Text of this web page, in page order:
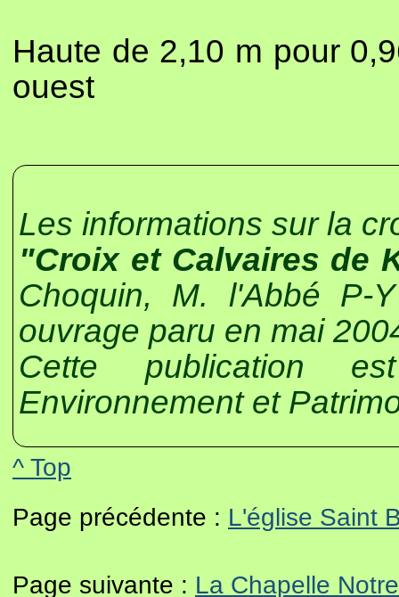
Haute de 2,10 m pour
ouest
Les informations sur la
"Croix et Calvaires de
Choquin, M. l'Abbé P-
ouvrage paru en mai
Cette publication
Environnement et
^ Top
Page précédente : L'église Saint
Page suivante : La Chapelle